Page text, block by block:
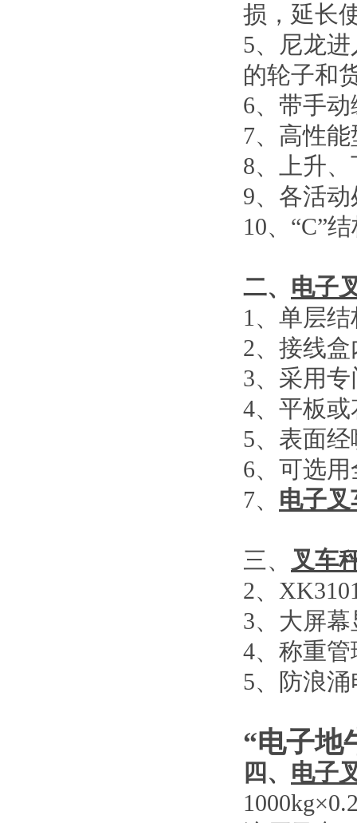
损，延长
5、 尼龙
的轮子和
6、 带手
7、 高性
8、 上升
9、 各活
10、 “C”结
二、 电子
1、单层
2、接线
3、采用
4、平板
5、表面
6、可选
7、 电子
三、 叉车
2、
3、大屏
4、称重
5、防浪
“电子地
四、 电子